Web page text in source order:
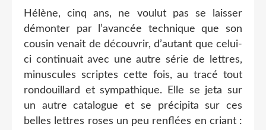
Hélène, cinq ans, ne voulut pas se laisser
démonter par l’avancée technique que son
cousin venait de découvrir, d’autant que celui-
ci continuait avec une autre série de lettres,
minuscules scriptes cette fois, au tracé tout
rondouillard et sympathique. Elle se jeta sur
un autre catalogue et se précipita sur ces
belles lettres roses un peu renflées en criant :